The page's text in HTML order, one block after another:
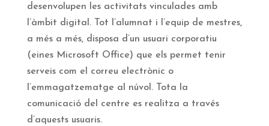
desenvolupen les activitats vinculades amb
l’àmbit digital. Tot l’alumnat i l’equip de mestres,
a més a més, disposa d’un usuari corporatiu
(eines Microsoft Office) que els permet tenir
serveis com el correu electrònic o
l’emmagatzematge al núvol. Tota la
comunicació del centre es realitza a través
d’aquests usuaris.